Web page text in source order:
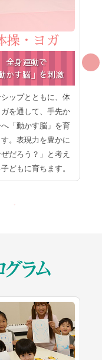
操・ヨガ
全身運動で
かす脳」を刺激
ップとともに、体
を通して、手先か
へ「動かす脳」を育
。表現力を豊かに
だろう？」と考え
どもに育ちます。